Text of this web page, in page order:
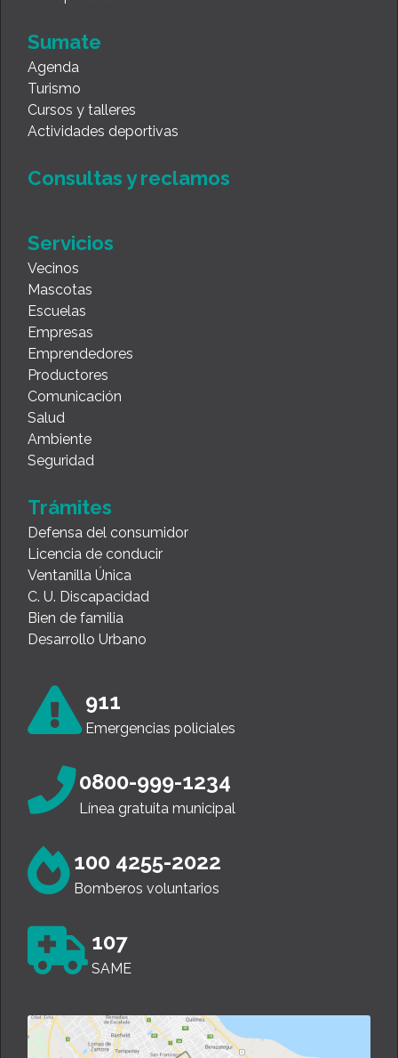
Sumate
Agenda
Turismo
Cursos y talleres
Actividades deportivas
Consultas y reclamos
Servicios
Vecinos
Mascotas
Escuelas
Empresas
Emprendedores
Productores
Comunicación
Salud
Ambiente
Seguridad
Trámites
Defensa del consumidor
Licencia de conducir
Ventanilla Única
C. U. Discapacidad
Bien de familia
Desarrollo Urbano
911
Emergencias policiales
0800-999-1234
Línea gratuita municipal
100 4255-2022
Bomberos voluntarios
107
SAME